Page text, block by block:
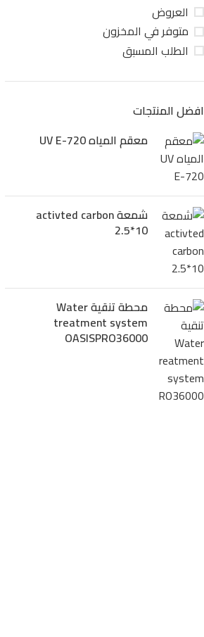
العروض
متوفر في المخزون
الطلب المسبق
افضل المنتجات
معقم المياه UV E-720
شمعة activted carbon
2.5*10
محطة تنقية Water
treatment system
OASISPRO36000